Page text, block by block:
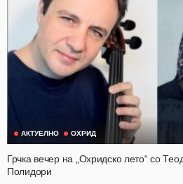
АКТУЕЛНО ОХРИД
Грчка вечер на „Охридско лето“ со
Полидори